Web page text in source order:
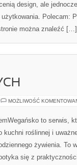
design, ale
Polecam:
można znaleźć […]
MOŻLIWOŚĆ
to serwis,
kuchni roślinnej i
żywienia. To
się z